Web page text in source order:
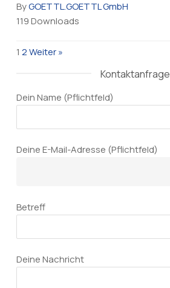
ByGOETTL.GOETTL GmbH
119 Downloads
1 2Weiter »
Kontaktanfrage
Dein Name (Pflichtfeld)
Deine E-Mail-Adresse (Pflichtfeld)
Betreff
Deine Nachricht